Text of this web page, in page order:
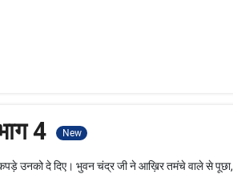
4 New
उनको दे दिए। भुवन चंद्र जी ने आख़िर तमंचे वाले से पूछा,